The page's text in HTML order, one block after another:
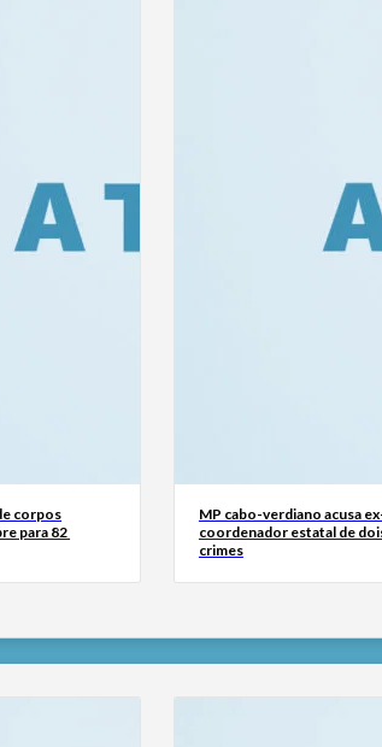
corpos
para 82
MP cabo-verdiano acusa
coordenador estatal de
crimes